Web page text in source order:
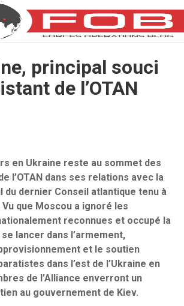
principal souci
de l’OTAN
en Ukraine reste au sommet des
l’OTAN dans ses relations avec la
du dernier Conseil atlantique tenu à
Vu que Moscou a ignoré les
reconnues et occupé la
lancer dans l’armement,
et le soutien
dans l’est de l’Ukraine en
de l’Alliance enverront un
au gouvernement de Kiev.